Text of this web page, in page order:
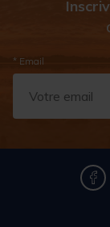
* Email